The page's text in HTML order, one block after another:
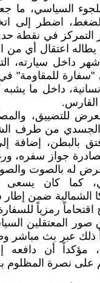
السياسي، ما
اضطر إلى
التمركز في نقطة
يطاله اعتقال أي من
داخل سيارته،
"سفارة للمقاومة"
داخل ما يشبه
القارس.
للتضييق،
الجسدي من طرف
بالبطن، إضافة
جواز سفره،
له بالصوت
كما كان يسعى
الشمالية ضمن
رمزياً
صور المعتقلين
ذلك عبر بث مباشر
مؤكداً أن دافعه
نصرة المظلوم